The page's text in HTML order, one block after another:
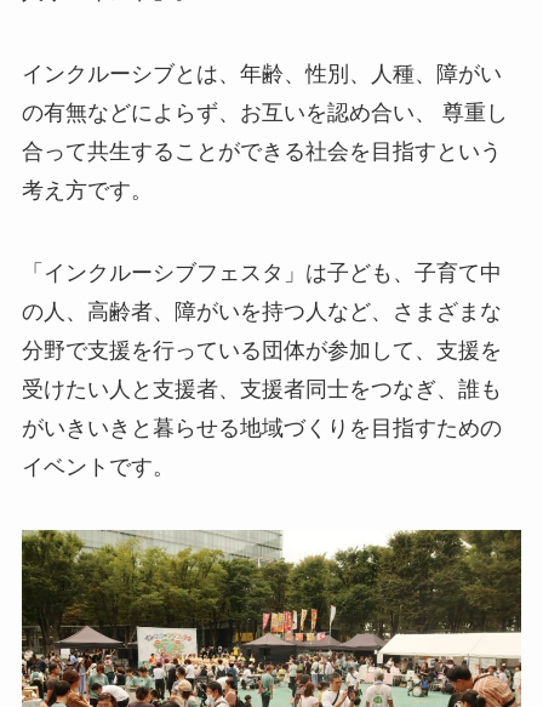
インクルーシブとは、年齢、性別、人種、障がい
の有無などによらず、お互いを認め合い、 尊重し
合って共生することができる社会を目指すという
考え方です。
「インクルーシブフェスタ」は子ども、子育て中
の人、高齢者、障がいを持つ人など、さまざまな
分野で支援を行っている団体が参加して、支援を
受けたい人と支援者、支援者同士をつなぎ、誰も
がいきいきと暮らせる地域づくりを目指すための
イベントです。